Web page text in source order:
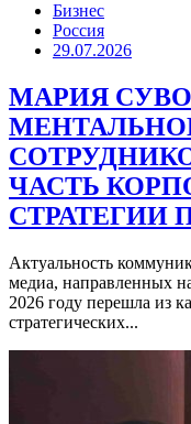
Бизнес
Россия
29.07.2026
МАРИЯ
ЧАСТЬ
СТРАТЕГИИ
Актуальность
медиа, направленных
2026 году перешла из
стратегических...